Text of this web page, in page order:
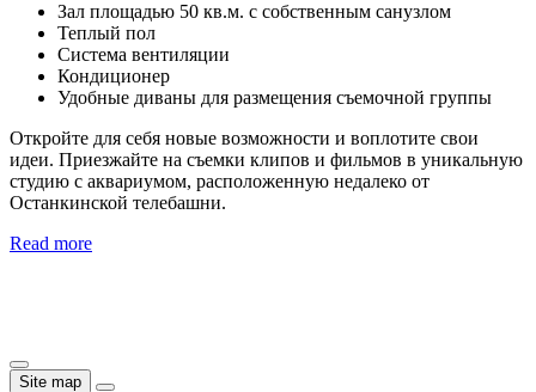
Зал площадью 50 кв.м. с собственным санузлом
Теплый пол
Система вентиляции
Кондиционер
Удобные диваны для размещения съемочной группы
Откройте для себя новые возможности и воплотите свои
идеи. Приезжайте на съемки клипов и фильмов в уникальную
студию с аквариумом, расположенную недалеко от
Останкинской телебашни.
Read more
Site map